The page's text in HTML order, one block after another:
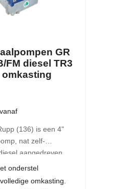
GR
FM diesel TR3
(136) is een 4"
nat zelf-
aangedreven.
is 160 m3
onderstel
volledige omkasting.